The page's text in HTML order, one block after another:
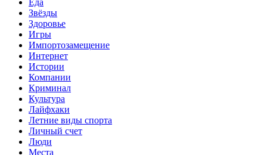
Звёзды
Здоровье
Игры
Импортозамещение
Интернет
Истории
Компании
Криминал
Культура
Лайфхаки
Летние виды спорта
Личный счет
Люди
Места